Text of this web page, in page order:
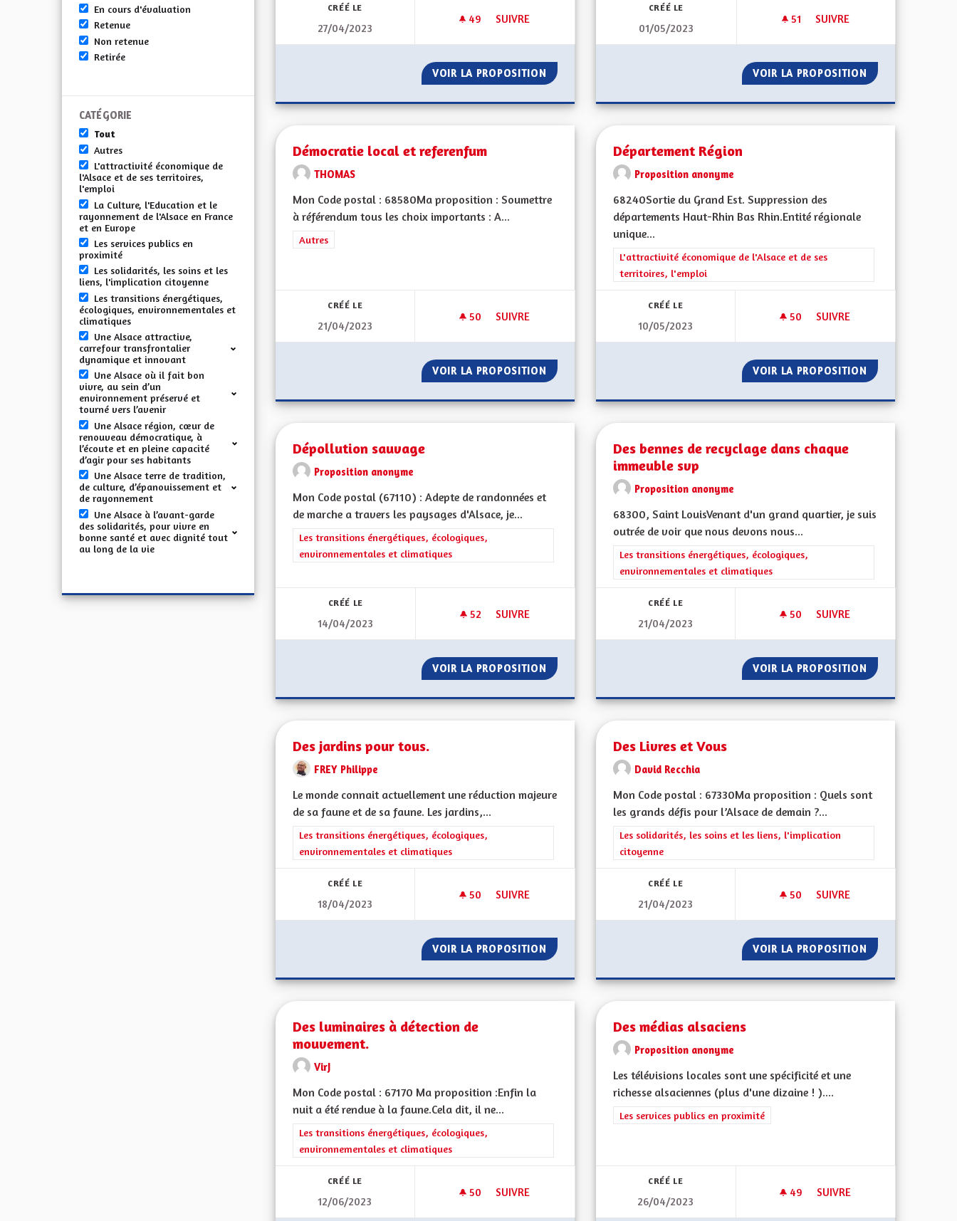
En cours d'évaluation
Retenue
Non retenue
Retirée
CATÉGORIE
Tout
Autres
L'attractivité économique de
l'Alsace et de ses territoires,
l'emploi
La Culture, l'Education et le
rayonnement de l'Alsace en France
et en Europe
Les services publics en
proximité
Les solidarités, les soins et les
liens, l'implication citoyenne
Les transitions énergétiques,
écologiques, environnementales et
climatiques
Une Alsace attractive,
carrefour transfrontalier
dynamique et innovant
Une Alsace où il fait bon
vivre, au sein d’un
environnement préservé et
tourné vers l’avenir
Une Alsace région, cœur de
renouveau démocratique, à
l’écoute et en pleine capacité
d’agir pour ses habitants
Une Alsace terre de tradition,
de culture, d’épanouissement et
de rayonnement
Une Alsace à l’avant-garde
des solidarités, pour vivre en
bonne santé et avec dignité tout
au long de la vie
CRÉÉ LE
27/04/2023
49 49 ABONNÉS
SUIVRE
VOIR LA PROPOSITION DÉFIS ALSACE DE DEMAIN
CRÉÉ LE
01/05/2023
51 51 ABONNÉS
SUIVRE
VOIR LA PROPOSITION DÉMOCRATIE
Démocratie local et referenfum
THOMAS
Mon Code postal : 68580Ma proposition : Soumettre
à référendum tous les choix importants : A...
Filtrer les résultats de la catégorie : Autres
Autres
CRÉÉ LE
21/04/2023
50 50 ABONNÉS
SUIVRE
DÉMOCRATIE LOCAL ET REFERENFUM
VOIR LA PROPOSITION DÉMOCRATIE LOCAL ET REFERENFUM
Département Région
Proposition anonyme
68240Sortie du Grand Est. Suppression des
départements Haut-Rhin Bas Rhin.Entité régionale
unique...
Filtrer les résultats de la catégorie : L'attractivité économique de l'Alsace
L'attractivité économique de l'Alsace et de ses
territoires, l'emploi
CRÉÉ LE
10/05/2023
50 50 ABONNÉS
SUIVRE
VOIR LA PROPOSITION DÉPARTEMENT
Dépollution sauvage
Proposition anonyme
Mon Code postal (67110) : Adepte de randonnées et
de marche a travers les paysages d'Alsace, je...
Filtrer les résultats de la catégorie : Les transitions énergétiques, écologiques, environnementales et climatiques
Les transitions énergétiques, écologiques,
environnementales et climatiques
CRÉÉ LE
14/04/2023
52 52 ABONNÉS
SUIVRE
VOIR LA PROPOSITION DÉPOLLUTION SAUVAGE
Des bennes de recyclage dans chaque
immeuble svp
Proposition anonyme
68300, Saint LouisVenant d'un grand quartier, je suis
outrée de voir que nous devons nous...
Filtrer les résultats de la catégorie : Les transitions énergétiques,
Les transitions énergétiques, écologiques,
environnementales et climatiques
CRÉÉ LE
21/04/2023
50 50 ABONNÉS
SUIVRE
VOIR LA PROPOSITION DES BENNES DE
Des jardins pour tous.
FREY Philippe
Le monde connait actuellement une réduction majeure
de sa faune et de sa faune. Les jardins,...
Filtrer les résultats de la catégorie : Les transitions énergétiques, écologiques, environnementales et climatiques
Les transitions énergétiques, écologiques,
environnementales et climatiques
CRÉÉ LE
18/04/2023
50 50 ABONNÉS
SUIVRE
VOIR LA PROPOSITION DES JARDINS POUR TOUS.
Des Livres et Vous
David Recchia
Mon Code postal : 67330Ma proposition : Quels sont
les grands défis pour l’Alsace de demain ?...
Filtrer les résultats de la catégorie : Les solidarités, les soins et les liens,
Les solidarités, les soins et les liens, l'implication
citoyenne
CRÉÉ LE
21/04/2023
50 50 ABONNÉS
SUIVRE
VOIR LA PROPOSITION DES LIVRES ET
Des luminaires à détection de
mouvement.
VirJ
Mon Code postal : 67170 Ma proposition :Enfin la
nuit a été rendue à la faune.Cela dit, il ne...
Filtrer les résultats de la catégorie : Les transitions énergétiques, écologiques, environnementales et climatiques
Les transitions énergétiques, écologiques,
environnementales et climatiques
CRÉÉ LE
12/06/2023
50 50 ABONNÉS
SUIVRE
DES LUMINAIRES À DÉTECTION DE MOUVEMENT.
Des médias alsaciens
Proposition anonyme
Les télévisions locales sont une spécificité et une
richesse alsaciennes (plus d'une dizaine ! )....
Filtrer les résultats de la catégorie : Les services publics en proximité
Les services publics en proximité
CRÉÉ LE
26/04/2023
49 49 ABONNÉS
SUIVRE